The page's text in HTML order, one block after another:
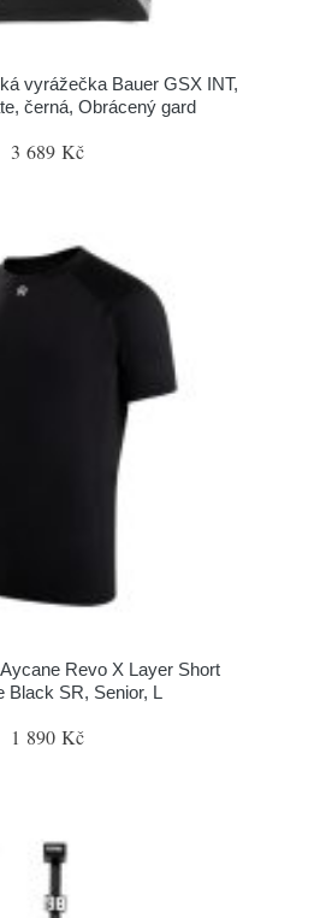
vyrážečka Bauer GSX INT,
černá, Obrácený gard
3 689 Kč
Revo X Layer Short
Black SR, Senior, L
1 890 Kč